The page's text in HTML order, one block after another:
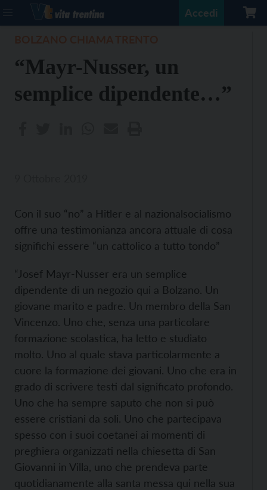
Accedi
“Mayr-Nusser, un
semplice dipendente…”
Con il suo “no” a Hitler e al nazionalsocialismo
offre una testimonianza ancora attuale di cosa
significhi essere “un cattolico a tutto tondo”
“Josef Mayr-Nusser era un semplice
dipendente di un negozio qui a Bolzano. Un
giovane marito e padre. Un membro della San
Vincenzo. Uno che, senza una particolare
formazione scolastica, ha letto e studiato
molto. Uno al quale stava particolarmente a
cuore la formazione dei giovani. Uno che era in
grado di scrivere testi dal significato profondo.
Uno che ha sempre saputo che non si può
essere cristiani da soli. Uno che partecipava
spesso con i suoi coetanei ai momenti di
preghiera organizzati nella chiesetta di San
Giovanni in Villa, uno che prendeva parte
quotidianamente alla santa messa qui nella sua